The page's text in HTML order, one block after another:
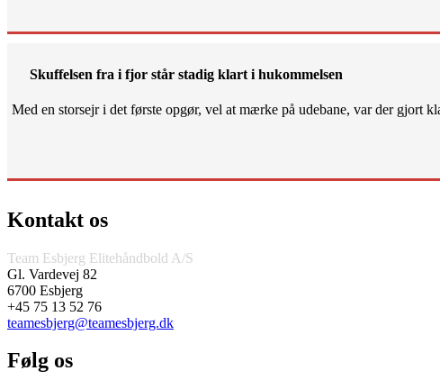
Skuffelsen fra i fjor står stadig klart i hukommelsen
Med en storsejr i det første opgør, vel at mærke på udebane, var der gjort
Kontakt os
Team Esbjerg Elitehåndbold A/S
Gl. Vardevej 82
6700 Esbjerg
+45 75 13 52 76
teamesbjerg@teamesbjerg.dk
Følg os